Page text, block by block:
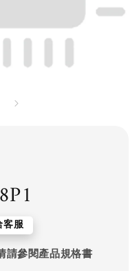
客服
請參閱產品規格書